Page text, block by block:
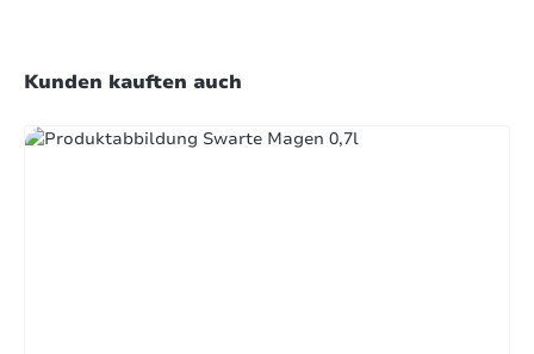
Produktgalerie überspringen
Kunden kauften auch